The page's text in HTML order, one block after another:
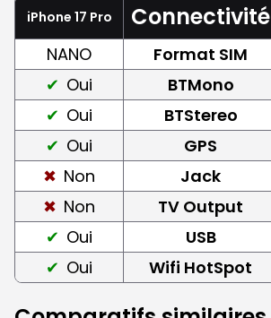
iPhone 17 Pro Connectivité
NANO Format SIM
Oui
BTMono
Oui
BTStereo
Oui
GPS
Non
Jack
Non
TV Output
Oui
USB
Oui
Wifi HotSpot